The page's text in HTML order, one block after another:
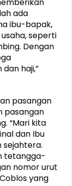
ada
ibu-bapak,
seperti
Dengan
haji,”
pasangan
pasangan
“Mari kita
dan Ibu
sejahtera.
tetangga-
nomor urut
yang